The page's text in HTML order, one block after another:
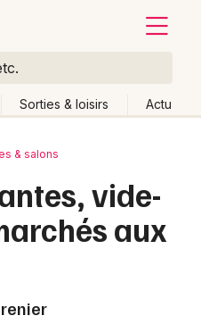
Sorties & loisirs Actu
& salons
vide-
aux
de lieu
Effacer les dates